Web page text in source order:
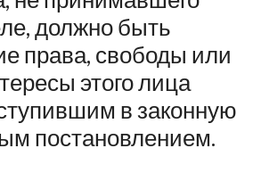
должно быть
права, свободы или
этого лица
в законную
постановлением.